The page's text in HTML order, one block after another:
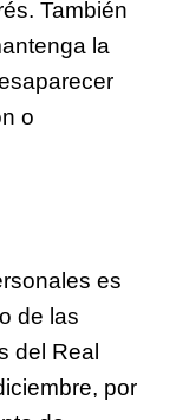
También
la
o
es
de las
del Real
por